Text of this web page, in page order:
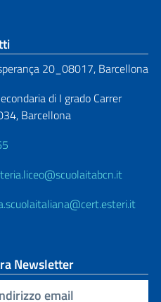
footer
20_08017, Barcellona
di I grado Carrer
Barcellona
Newsletter